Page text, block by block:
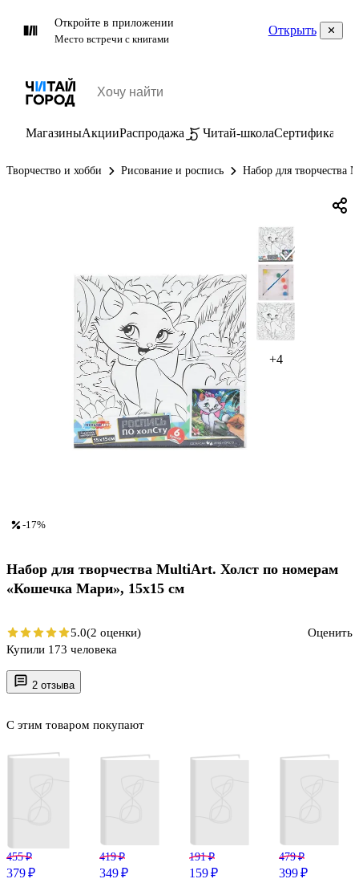
Откройте в приложении
Место встречи с книгами
Открыть
МагазиныАкцииРаспродажа Читай-школаСертификаты
Творчество и хобби Рисование и роспись Набор для
+4
2 отзыва
С этим товаром покупают
455 ₽
379 ₽
419 ₽
349 ₽
191 ₽
159 ₽
479 ₽
399 ₽
-17%
Набор для творчества MultiArt. Холст по номерам
«Кошечка Мари», 15х15 см
5.0(2 оценки)
Оценить
Купили 173 человека